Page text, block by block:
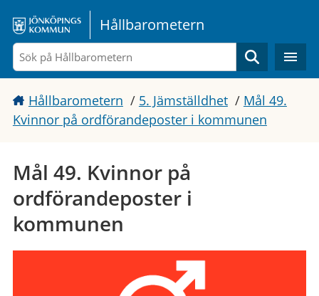
Gå direkt till sidans innehåll
Hållbarometern
Sök
Hållbarometern / 5. Jämställdhet / Mål 49.
Kvinnor på ordförandeposter i kommunen
Mål 49. Kvinnor på
ordförandeposter i
kommunen